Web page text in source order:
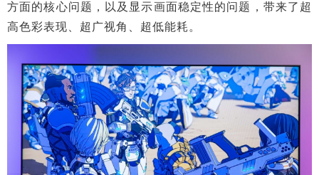
方面的核心问题，以及显示画面稳定性的问题，带来了超
高色彩表现、超广视角、超低能耗。